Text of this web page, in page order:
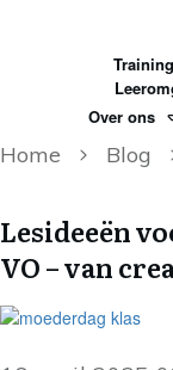
Over ons
Home Blog
Lesideeën
VO – van